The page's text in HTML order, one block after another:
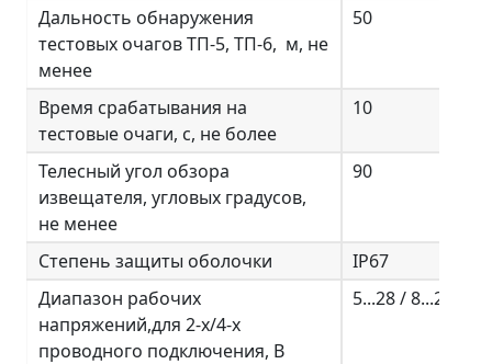
Дальность обнаружения
тестовых очагов ТП-5, ТП-6, м, не
менее
50
Время срабатывания на
тестовые очаги, с, не более
10
Телесный угол обзора
извещателя, угловых градусов,
не менее
90
Степень защиты оболочки
IP67
Диапазон рабочих
напряжений,для 2-х/4-х
проводного подключения, В
5...28 / 8...28